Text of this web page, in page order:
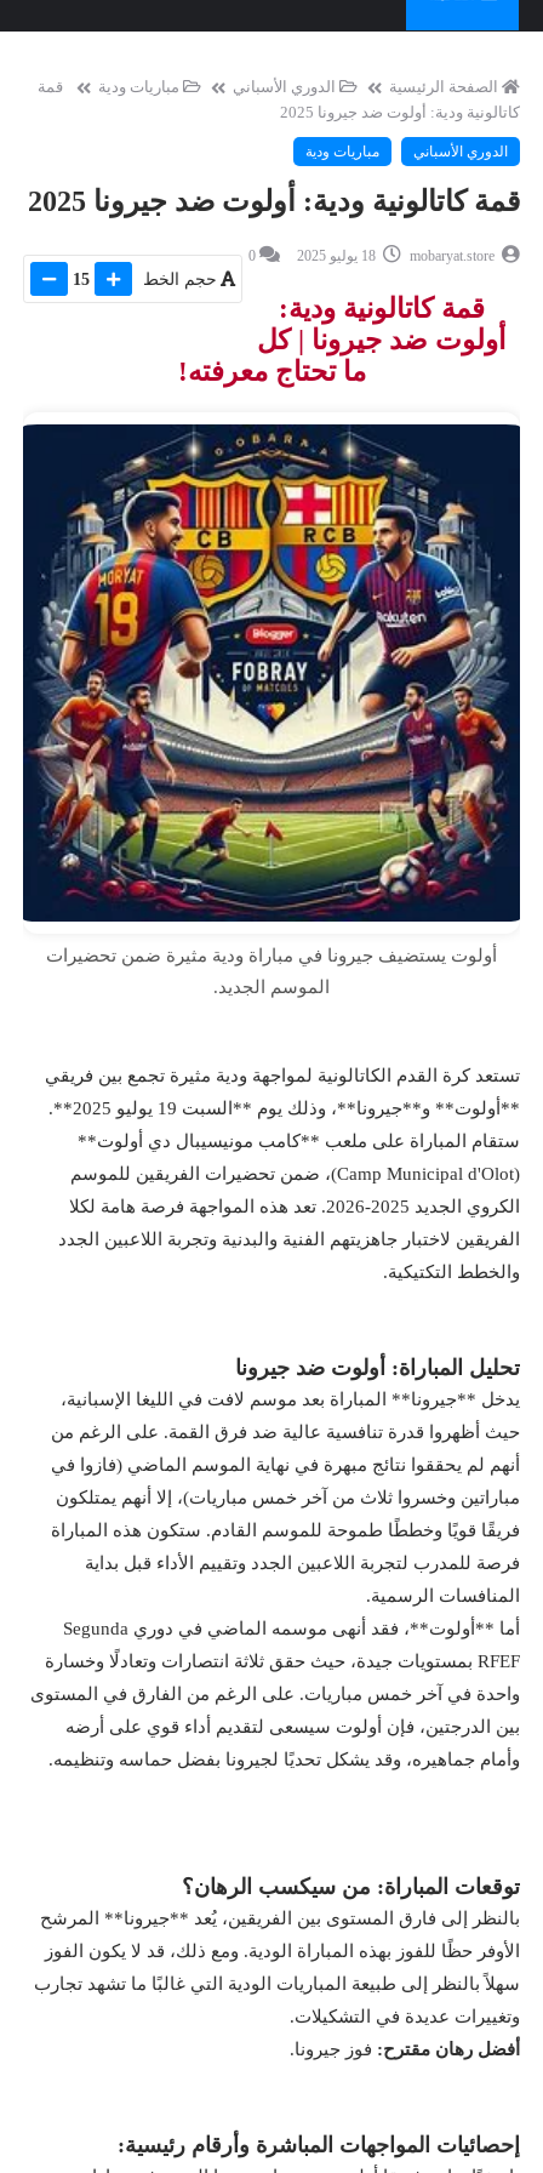
الصفحة الرئيسية الدوري الأسباني مباريات ودية
قمة
كاتالونية ودية: أولوت ضد جيرونا 2025
الدوري الأسباني مباريات ودية
قمة كاتالونية ودية: أولوت ضد جيرونا 2025
mobaryat.store
0
حجم الخط 15
قمة كاتالونية ودية:
أولوت ضد جيرونا | كل
ما تحتاج معرفته!
أولوت يستضيف جيرونا في مباراة ودية مثيرة ضمن تحضيرات
الموسم الجديد.
تستعد كرة القدم الكاتالونية لمواجهة ودية مثيرة تجمع بين فريقي
**أولوت** و**جيرونا**، وذلك يوم **السبت 19 يوليو 2025**.
ستقام المباراة على ملعب **كامب مونيسيبال دي أولوت**
(Camp Municipal d'Olot)، ضمن تحضيرات الفريقين للموسم
الكروي الجديد 2025-2026. تعد هذه المواجهة فرصة هامة لكلا
الفريقين لاختبار جاهزيتهم الفنية والبدنية وتجربة اللاعبين الجدد
والخطط التكتيكية.
تحليل المباراة: أولوت ضد جيرونا
يدخل **جيرونا** المباراة بعد موسم لافت في الليغا الإسبانية،
حيث أظهروا قدرة تنافسية عالية ضد فرق القمة. على الرغم من
أنهم لم يحققوا نتائج مبهرة في نهاية الموسم الماضي (فازوا في
مباراتين وخسروا ثلاث من آخر خمس مباريات)، إلا أنهم يمتلكون
فريقًا قويًا وخططًا طموحة للموسم القادم. ستكون هذه المباراة
فرصة للمدرب لتجربة اللاعبين الجدد وتقييم الأداء قبل بداية
المنافسات الرسمية.
أما **أولوت**، فقد أنهى موسمه الماضي في دوري Segunda
RFEF بمستويات جيدة، حيث حقق ثلاثة انتصارات وتعادلًا وخسارة
واحدة في آخر خمس مباريات. على الرغم من الفارق في المستوى
بين الدرجتين، فإن أولوت سيسعى لتقديم أداء قوي على أرضه
وأمام جماهيره، وقد يشكل تحديًا لجيرونا بفضل حماسه وتنظيمه.
توقعات المباراة: من سيكسب الرهان؟
بالنظر إلى فارق المستوى بين الفريقين، يُعد **جيرونا** المرشح
الأوفر حظًا للفوز بهذه المباراة الودية. ومع ذلك، قد لا يكون الفوز
سهلاً بالنظر إلى طبيعة المباريات الودية التي غالبًا ما تشهد تجارب
وتغييرات عديدة في التشكيلات.
أفضل رهان مقترح: فوز جيرونا.
إحصائيات المواجهات المباشرة وأرقام رئيسية: